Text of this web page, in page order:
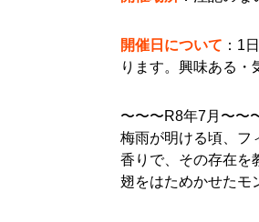
開催日について ：1
ります。興味ある・
〜〜〜R8年7月〜〜
梅雨が明ける頃、フ
香りで、その存在を
翅をはためかせたモ